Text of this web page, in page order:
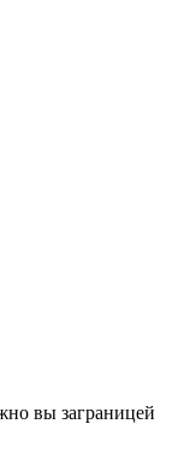
вы заграницей